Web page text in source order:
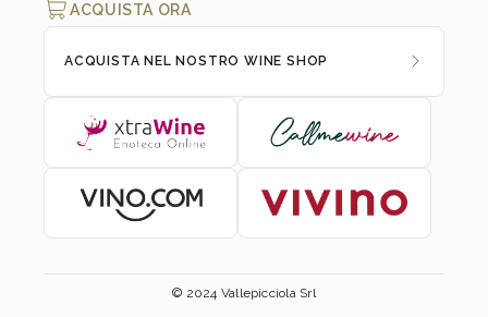
ACQUISTA ORA
ACQUISTA NEL NOSTRO WINE SHOP
© 2024 Vallepicciola Srl